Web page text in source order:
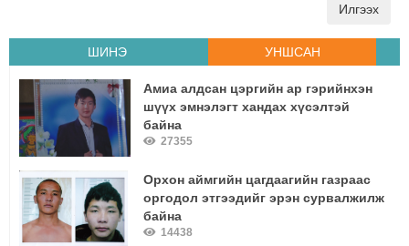
Илгээх
ШИНЭ УНШСАН
Амиа алдсан цэргийн ар гэрийнхэн
шүүх эмнэлэгт хандах хүсэлтэй
байна
27355
Орхон аймгийн цагдаагийн газраас
оргодол этгээдийг эрэн сурвалжилж
байна
14438